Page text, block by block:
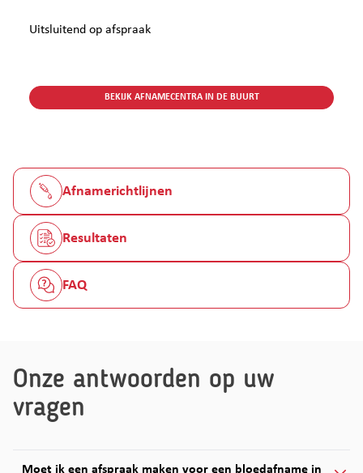
Uitsluitend op afspraak
BEKIJK AFNAMECENTRA IN DE BUURT
Afnamerichtlijnen
Resultaten
FAQ
Onze antwoorden op uw
vragen
Moet ik een afspraak maken voor een bloedafname in